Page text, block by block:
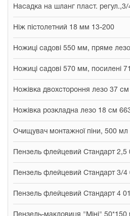
Насадка на шланг пласт.
Ніж пістолетний 18 мм 13-200
Ножиці садові 550 мм, пряме
Ножиці садові 570 мм, посилені
Ножівка двохстороння лезо 37 см
Ножівка розкладна лезо 18 см
Очищувач монтажної піни, 500 мл
Пензель флейцевий Стандарт 2,5
Пензель флейцевий Стандарт 3/4
Пензель флейцевий Стандарт 4